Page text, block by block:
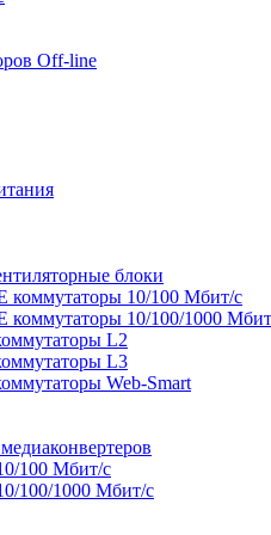
Off-line
блоки
коммутаторы 10/100 Мбит/с
коммутаторы 10/100/1000
L2
L3
Web-Smart
100 Мбит/с
100/1000 Мбит/c